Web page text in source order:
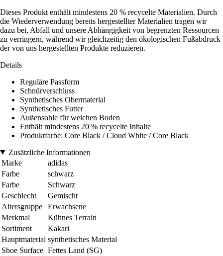
Dieses Produkt enthält mindestens 20 % recycelte Materialien. Durch
die Wiederverwendung bereits hergestellter Materialien tragen wir
dazu bei, Abfall und unsere Abhängigkeit von begrenzten Ressourcen
zu verringern, während wir gleichzeitig den ökologischen Fußabdruck
der von uns hergestellten Produkte reduzieren.
Details
Reguläre Passform
Schnürverschluss
Synthetisches Obermaterial
Synthetisches Futter
Außensohle für weichen Boden
Enthält mindestens 20 % recycelte Inhalte
Produktfarbe: Core Black / Cloud White / Core Black
Zusätzliche Informationen
Marke
adidas
Farbe
schwarz
Farbe
Schwarz
Geschlecht
Gemischt
Altersgruppe
Erwachsene
Merkmal
Kühnes Terrain
Sortiment
Kakari
Hauptmaterial synthetisches Material
Shoe Surface Fettes Land (SG)